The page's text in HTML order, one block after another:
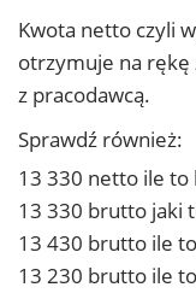
Kwota netto czyli
otrzymuje na rękę
z pracodawcą.
Sprawdź również:
13 330 netto ile
13 330 brutto jaki
13 430 brutto ile
13 230 brutto ile